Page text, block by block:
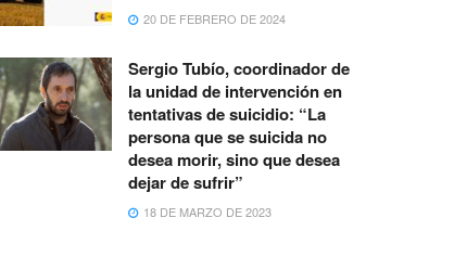
20 DE FEBRERO DE 2024
Sergio Tubío, coordinador de
la unidad de intervención en
tentativas de suicidio: “La
persona que se suicida no
desea morir, sino que desea
dejar de sufrir”
18 DE MARZO DE 2023